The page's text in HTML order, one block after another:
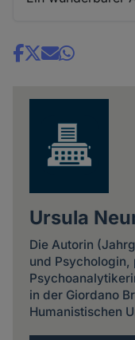
Share
Ursula
Die Autorin
und
in der Giordano
Humanistischen